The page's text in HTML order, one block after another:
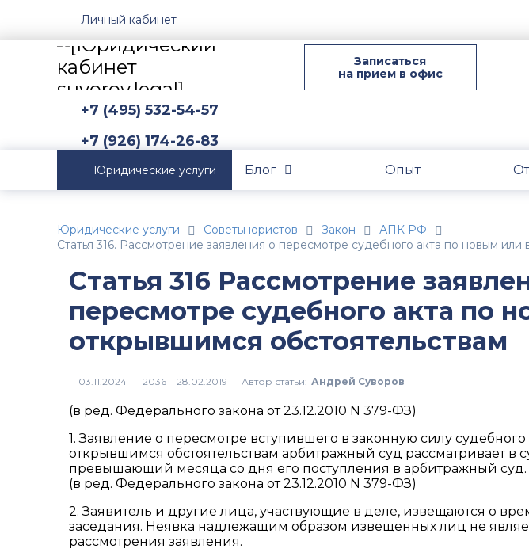
Личный кабинет
Записаться
на прием в офис
+7 (495) 532-54-57
+7 (926) 174-26-83
Юридические услуги Блог Опыт
Юридические услуги Советы юристов Закон
АПК РФ
Статья 316. Рассмотрение заявления о пересмотре судебного акта по новым
Статья 316 Рассмотрение
пересмотре судебного акта по
открывшимся обстоятельствам
2036 Автор статьи: Андрей Суворов
(в ред. Федерального закона от 23.12.2010 N 379-ФЗ)
1. Заявление о пересмотре вступившего в законную силу
открывшимся обстоятельствам арбитражный суд рассматривает в
превышающий месяца со дня его поступления в арбитражный суд.
(в ред. Федерального закона от 23.12.2010 N 379-ФЗ)
2. Заявитель и другие лица, участвующие в деле, извещаются о
заседания. Неявка надлежащим образом извещенных лиц не
рассмотрения заявления.